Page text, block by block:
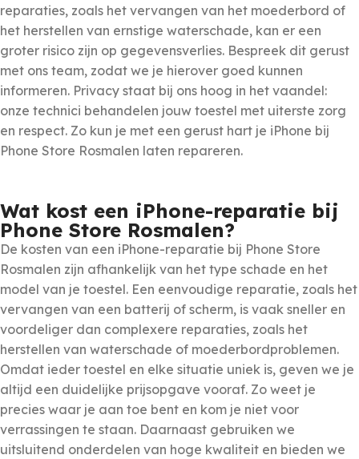
reparaties, zoals het vervangen van het moederbord of
het herstellen van ernstige waterschade, kan er een
groter risico zijn op gegevensverlies. Bespreek dit gerust
met ons team, zodat we je hierover goed kunnen
informeren. Privacy staat bij ons hoog in het vaandel:
onze technici behandelen jouw toestel met uiterste zorg
en respect. Zo kun je met een gerust hart je iPhone bij
Phone Store Rosmalen laten repareren.
Wat kost een iPhone-reparatie bij
Phone Store Rosmalen?
De kosten van een iPhone-reparatie bij Phone Store
Rosmalen zijn afhankelijk van het type schade en het
model van je toestel. Een eenvoudige reparatie, zoals het
vervangen van een batterij of scherm, is vaak sneller en
voordeliger dan complexere reparaties, zoals het
herstellen van waterschade of moederbordproblemen.
Omdat ieder toestel en elke situatie uniek is, geven we je
altijd een duidelijke prijsopgave vooraf. Zo weet je
precies waar je aan toe bent en kom je niet voor
verrassingen te staan. Daarnaast gebruiken we
uitsluitend onderdelen van hoge kwaliteit en bieden we